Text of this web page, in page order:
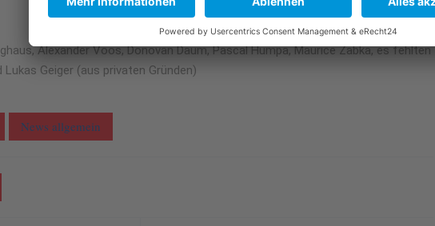
Alexander Voos, Donovan Daum, Pascal Humpa, Maurice Zabka, es fehlten
Geiger (aus privaten Gründen)
News allgemein